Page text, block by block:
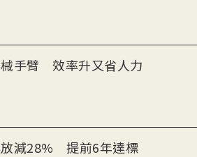
手臂 效率升又省人力
放減28% 提前6年達標